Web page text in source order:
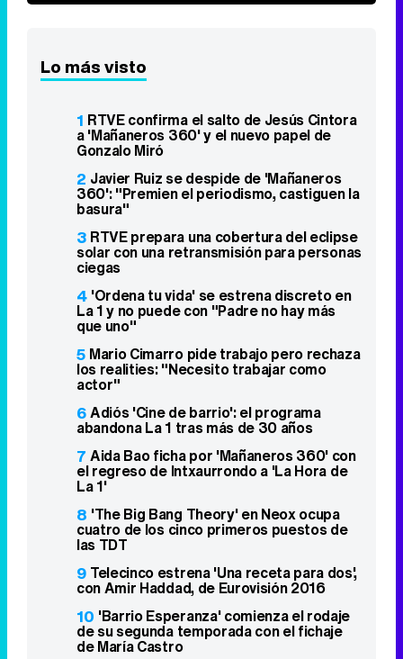
Lo más visto
1 RTVE confirma el salto de Jesús Cintora
a 'Mañaneros 360' y el nuevo papel de
Gonzalo Miró
2 Javier Ruiz se despide de 'Mañaneros
360': "Premien el periodismo, castiguen la
basura"
3 RTVE prepara una cobertura del eclipse
solar con una retransmisión para personas
ciegas
4 'Ordena tu vida' se estrena discreto en
La 1 y no puede con "Padre no hay más
que uno"
5 Mario Cimarro pide trabajo pero rechaza
los realities: "Necesito trabajar como
actor"
6Adiós 'Cine de barrio': el programa
abandona La 1 tras más de 30 años
7 Aida Bao ficha por 'Mañaneros 360' con
el regreso de Intxaurrondo a 'La Hora de
La 1'
8 'The Big Bang Theory' en Neox ocupa
cuatro de los cinco primeros puestos de
las TDT
9 Telecinco estrena 'Una receta para dos',
con Amir Haddad, de Eurovisión 2016
10 'Barrio Esperanza' comienza el rodaje
de su segunda temporada con el fichaje
de María Castro